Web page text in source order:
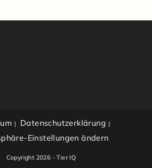
Datenschutzerklärung
Einstellungen ändern
Copyright 2026 - Tier IQ